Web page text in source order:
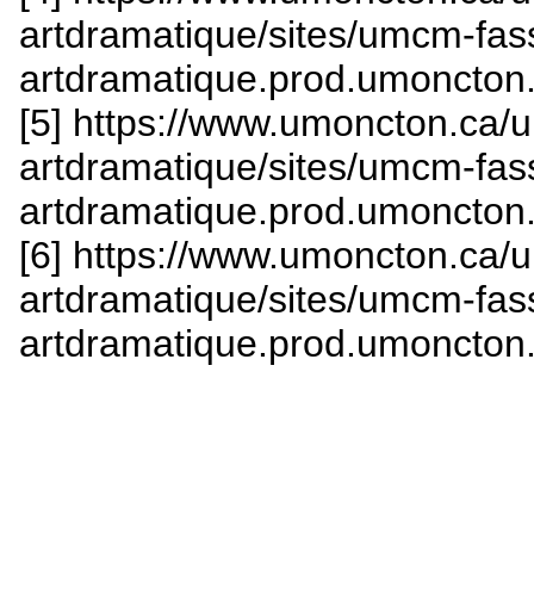
artdramatique/sites/umcm-
[5] https://www.umoncton.ca/
artdramatique/sites/umcm-
[6] https://www.umoncton.ca/
artdramatique/sites/umcm-